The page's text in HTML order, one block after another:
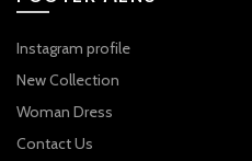
Instagram profile
New Collection
Woman Dress
Contact Us